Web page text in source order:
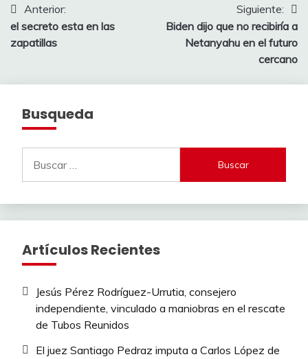
Navegación
de
Anterior:
el secreto esta en las
zapatillas
Siguiente:
Biden dijo que no recibiría a
Netanyahu en el futuro
cercano
Busqueda
Artículos Recientes
Jesús Pérez Rodríguez-Urrutia, consejero
independiente, vinculado a maniobras en el rescate
de Tubos Reunidos
El juez Santiago Pedraz imputa a Carlos López de